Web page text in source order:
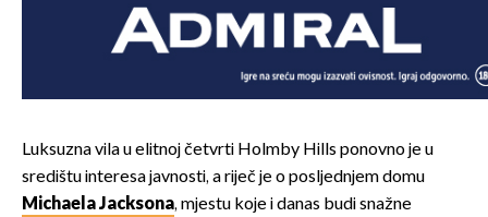
Luksuzna vila u elitnoj četvrti Holmby Hills ponovno je u
središtu interesa javnosti, a riječ je o posljednjem domu
Michaela Jacksona, mjestu koje i danas budi snažne